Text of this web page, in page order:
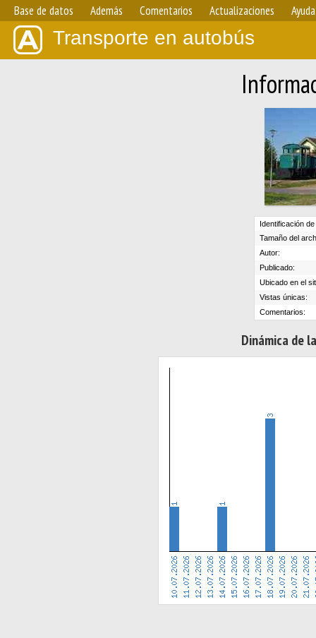
Base de datos Además Comentarios Actualizaciones Ayuda
Transporte en autobús
Identificación
Tamaño del
Autor:
Publicado:
Ubicado en el
Vistas únicas:
Comentarios:
Dinámica de